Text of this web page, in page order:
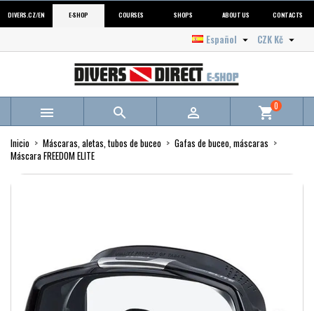
DIVERS.CZ/EN E-SHOP COURSES SHOPS ABOUT US CONTACTS
CZK Kč 
Español 
   shopping_cart0
Inicio Máscaras, aletas, tubos de buceo
Gafas de buceo, máscaras
Máscara FREEDOM ELITE